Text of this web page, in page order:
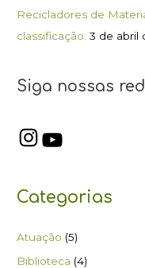
Recicladores de
classificação. 3 de abril
Siga nossas
Categorias
Atuação (5)
Biblioteca (4)